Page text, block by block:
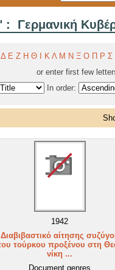
Γερμανική
Δ Ε Ζ Η Θ Κ Λ Μ Ν Ξ Ο Π Ρ Σ
or enter first few
In order:
1942
Διαβιβαστικό αίτησης
τούρκου προξένου στη
νίκη ...
Document genres